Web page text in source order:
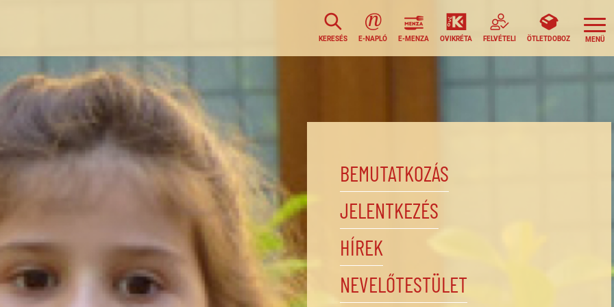
KERESÉS E-NAPLÓ E-MENZA OVIKRÉTA FELVÉTELI ÖTLETDOBOZ
BEMUTATKOZÁS
JELENTKEZÉS
HÍREK
NEVELŐTESTÜLET